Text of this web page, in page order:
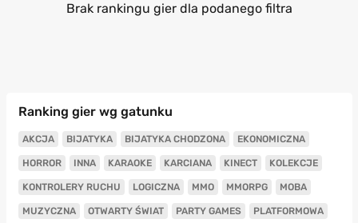
Brak rankingu gier dla podanego filtra
Ranking gier wg gatunku
AKCJA BIJATYKA BIJATYKA CHODZONA EKONOMICZNA
HORROR INNA KARAOKE KARCIANA KINECT KOLEKCJE
KONTROLERY RUCHU LOGICZNA MMO MMORPG MOBA
MUZYCZNA OTWARTY ŚWIAT PARTY GAMES PLATFORMOWA